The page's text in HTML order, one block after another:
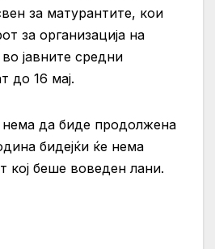
за матурантите, кои
за организација на
јавните средни
до 16 мај.
нема да биде продолжена
бидејќи ќе нема
кој беше воведен лани.